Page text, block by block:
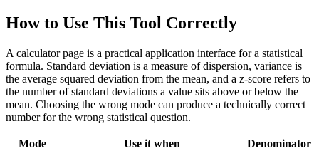
How to Use This Tool Correctly
A calculator page is a practical application interface for a statistical
formula. Standard deviation is a measure of dispersion, variance is
the average squared deviation from the mean, and a z-score refers to
the number of standard deviations a value sits above or below the
mean. Choosing the wrong mode can produce a technically correct
number for the wrong statistical question.
Mode Use it when
Denominator